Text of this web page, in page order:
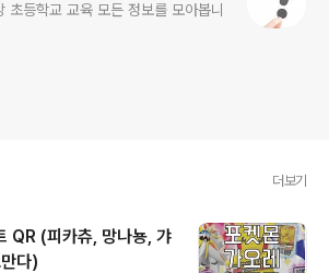
초등학교 교육 모든 정보를 모아봅니
더보기
QR (피카츄, 망나뇽, 갸
다)